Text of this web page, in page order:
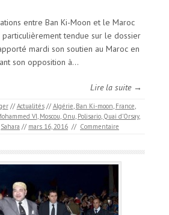
entre Ban Ki-Moon et le Maroc
tendue sur le dossier
mardi son soutien au Maroc en
son opposition à…
Lire la suite →
// Actualités // Algérie, Ban Ki-moon, France,
VI, Moscou, Onu, Polisario, Quai d’Orsay,
Sahara // mars 16, 2016 // Commentaire